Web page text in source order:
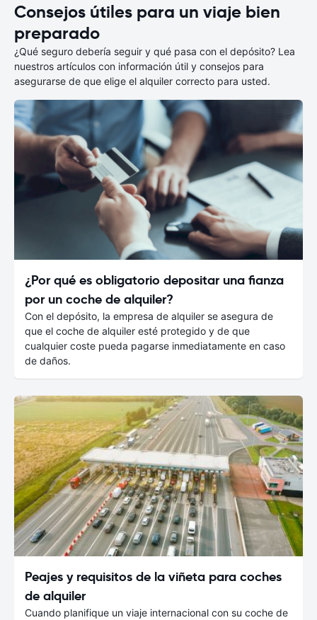
Consejos útiles para un viaje bien
preparado
¿Qué seguro debería seguir y qué pasa con el depósito? Lea
nuestros artículos con información útil y consejos para
asegurarse de que elige el alquiler correcto para usted.
¿Por qué es obligatorio depositar una fianza
por un coche de alquiler?
Con el depósito, la empresa de alquiler se asegura de
que el coche de alquiler esté protegido y de que
cualquier coste pueda pagarse inmediatamente en caso
de daños.
Peajes y requisitos de la viñeta para coches
de alquiler
Cuando planifique un viaje internacional con su coche de